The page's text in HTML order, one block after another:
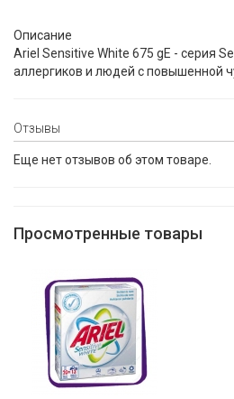
Описание
Ariel Sensitive White 675 gE - серия
аллергиков и людей с повышенной
Отзывы
Еще нет отзывов об этом товаре.
Просмотренные товары